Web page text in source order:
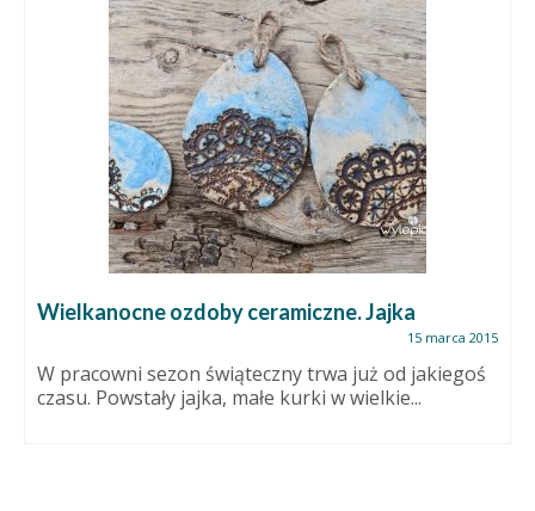
Wielkanocne ozdoby ceramiczne. Jajka
15 marca 2015
W pracowni sezon świąteczny trwa już od jakiegoś
czasu. Powstały jajka, małe kurki w wielkie...